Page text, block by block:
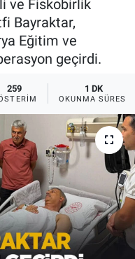
ve Fiskobirlik
Bayraktar,
Eğitim ve
geçirdi.
259 1 DK
OKUNMA SÜRESI